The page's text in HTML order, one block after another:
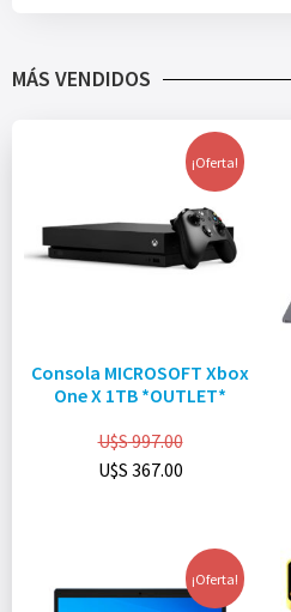
MÁS VENDIDOS
¡Oferta!
Consola MICROSOFT Xbox
One X 1TB *OUTLET*
U$S997.00
U$S 367.00
¡Oferta!